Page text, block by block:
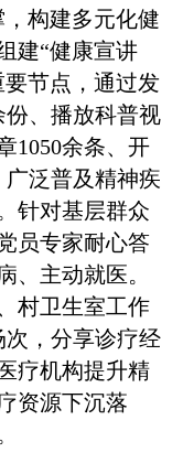
构建多元化健
建“健康宣讲
节点，通过发
、播放科普视
1050余条、开
广泛普及精神疾
针对基层群众
员专家耐心答
、主动就医。
村卫生室工作
次，分享诊疗经
疗机构提升精
资源下沉落